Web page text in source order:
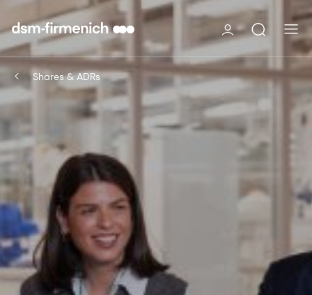
Shares & ADRs